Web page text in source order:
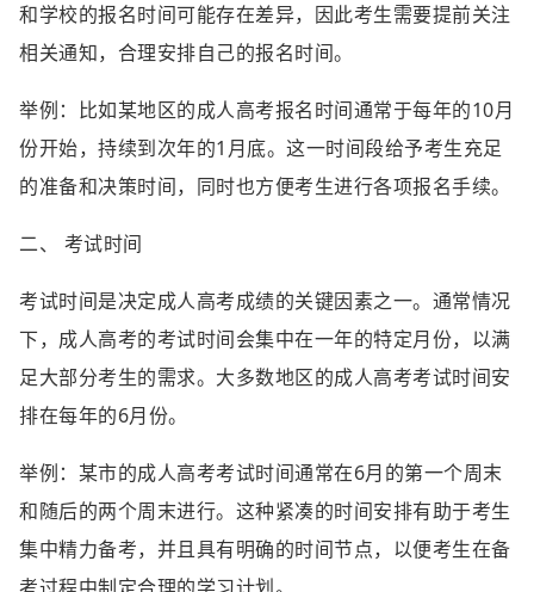
和学校的报名时间可能存在差异，因此考生需要提前关注
相关通知，合理安排自己的报名时间。
举例：比如某地区的成人高考报名时间通常于每年的10月
份开始，持续到次年的1月底。这一时间段给予考生充足
的准备和决策时间，同时也方便考生进行各项报名手续。
二、 考试时间
考试时间是决定成人高考成绩的关键因素之一。通常情况
下，成人高考的考试时间会集中在一年的特定月份，以满
足大部分考生的需求。大多数地区的成人高考考试时间安
排在每年的6月份。
举例：某市的成人高考考试时间通常在6月的第一个周末
和随后的两个周末进行。这种紧凑的时间安排有助于考生
集中精力备考，并且具有明确的时间节点，以便考生在备